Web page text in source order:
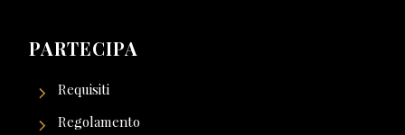
PARTECIPA
Requisiti
Regolamento